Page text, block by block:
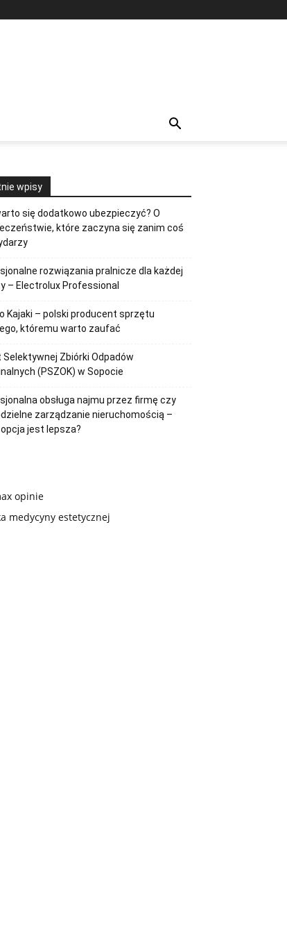
wpisy
się dodatkowo ubezpieczyć? O
które zaczyna się zanim coś
rozwiązania pralnicze dla każdej
– Electrolux Professional
Kajaki – polski producent sprzętu
któremu warto zaufać
Selektywnej Zbiórki Odpadów
(PSZOK) w Sopocie
obsługa najmu przez firmę czy
zarządzanie nieruchomością –
jest lepsza?
opinie
medycyny estetycznej